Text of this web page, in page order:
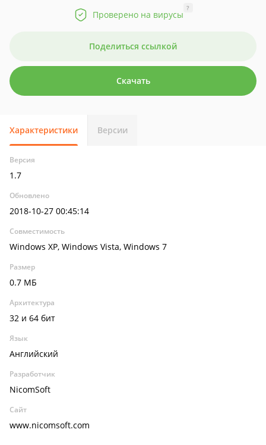
Проверено на вирусы
?
Поделиться ссылкой
Скачать
Характеристики Версии
Версия
1.7
Обновлено
2018-10-27 00:45:14
Совместимость
Windows XP, Windows Vista, Windows 7
Размер
0.7 МБ
Архитектура
32 и 64 бит
Язык
Английский
Разработчик
NicomSoft
Сайт
www.nicomsoft.com